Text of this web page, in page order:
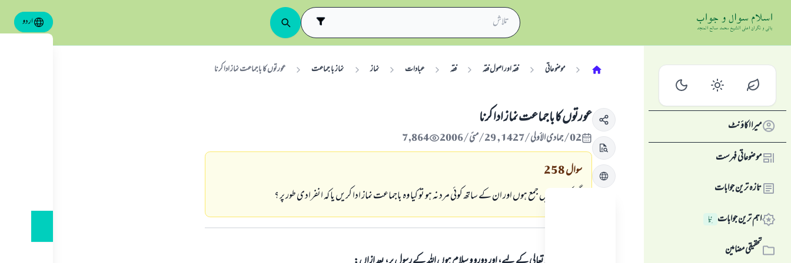
اردو
میرا اکاؤنٹ
موضوعاتی فہرست
تازہ ترین جوابات
اہم ترین جوابات نِیا
تحقیقی مضامین
موضوعاتی فقہ اور اصول فقہ فقہ عبادات نماز نماز با جماعت عورتوں كا باجماعت نماز ادا كرنا
عورتوں كا باجماعت نماز ادا كرنا
02/جمادى الأولى/1427 , 29/مئی/2006 7,864
سوال258
اگر كچھ عورتيں جمع ہوں اور ان كے ساتھ كوئى مرد نہ ہو تو كيا وہ باجماعت نماز ادا كريں يا كہ انفرادى طور پر ؟